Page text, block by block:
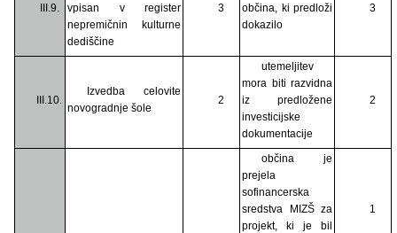
III.9.
vpisan v register
nepremičnin kulturne
dediščine
3
občina, ki predloži
dokazilo
3
III.10.
Izvedba celovite
novogradnje šole
2
utemeljitev
mora biti razvidna
iz predložene
investicijske
dokumentacije
2
občina je
prejela
sofinancerska
sredstva MIZŠ za
projekt, ki je bil
1